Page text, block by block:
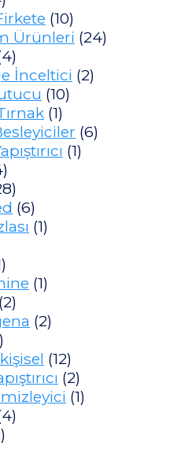
(10)
Ürünleri (24)
İnceltici (2)
(10)
(1)
(6)
(1)
(6)
(1)
(1)
(2)
(2)
(12)
(2)
(1)